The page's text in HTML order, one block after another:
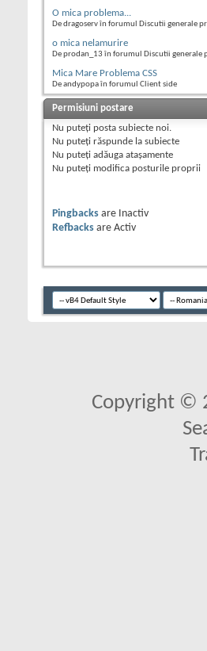
O mica problema...
De dragoserv în forumul Discutii generale
o mica nelamurire
De prodan_13 în forumul Discutii generale
Mica Mare Problema CSS
De andypopa în forumul Client side
Permisiuni postare
Nu puteţi posta subiecte noi.
Nu puteţi răspunde la subiecte
Nu puteţi adăuga ataşamente
Nu puteţi modifica posturile proprii
Pingbacks are
Inactiv
Refbacks are Activ
Copyright ©